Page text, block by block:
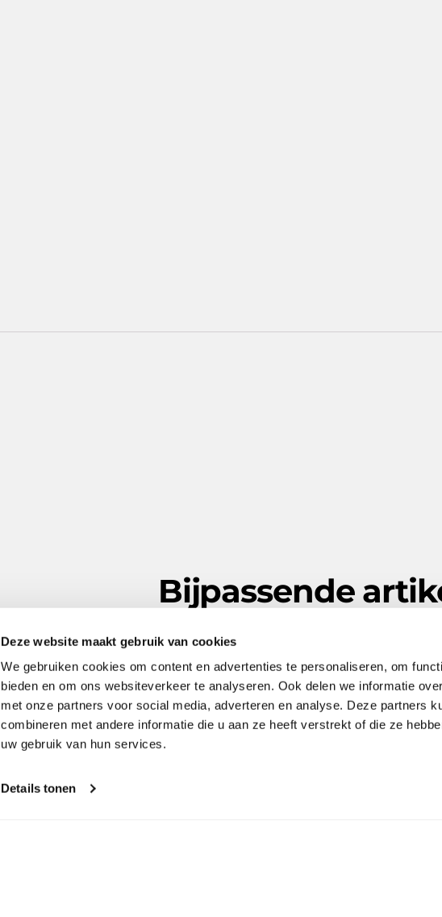
Deze website maakt gebruik van cookies
We gebruiken cookies om content en advertenties te personaliseren, om
bieden en om ons websiteverkeer te analyseren. Ook delen we informatie
met onze partners voor social media, adverteren en analyse. Deze partners
combineren met andere informatie die u aan ze heeft verstrekt of die ze
uw gebruik van hun services.
Details tonen
Bijpassende